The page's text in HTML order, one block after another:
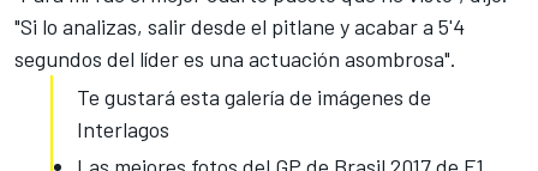
"Si lo analizas, salir desde el pitlane y acabar a 5'4
segundos del líder es una actuación asombrosa".
Te gustará esta galería de imágenes de
Interlagos